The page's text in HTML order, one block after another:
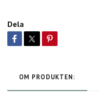
Dela
OM PRODUKTEN: